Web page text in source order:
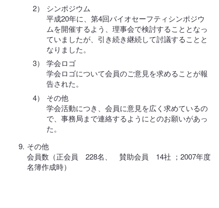
シンポジウム
平成20年に、第4回バイオセーフティシンポジウ
ムを開催するよう、理事会で検討することとなっ
ていましたが、引き続き継続して討議することと
なりました。
学会ロゴ
学会ロゴについて会員のご意見を求めることが報
告された。
その他
学会活動につき、会員に意見を広く求めているの
で、事務局まで連絡するようにとのお願いがあっ
た。
その他
会員数（正会員 228名、 賛助会員 14社 ；2007年度
名簿作成時）